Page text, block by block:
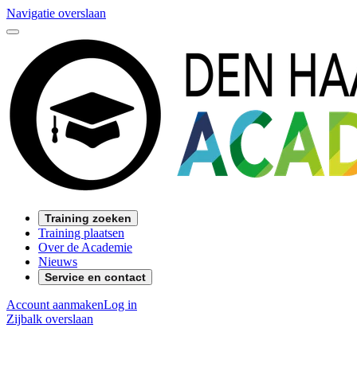
Navigatie overslaan
Training zoeken
Training plaatsen
Over de Academie
Nieuws
Service en contact
Account aanmakenLog in
Zijbalk overslaan